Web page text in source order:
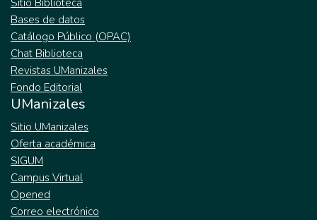
Sitio Biblioteca
Bases de datos
Catálogo Público (OPAC)
Chat Biblioteca
Revistas UManizales
Fondo Editorial
UManizales
Sitio UManizales
Oferta académica
SIGUM
Campus Virtual
Opened
Correo electrónico